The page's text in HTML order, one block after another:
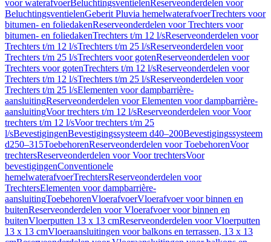
voor waterafvoerBeluchtingsventielenReserveonderdelen voor
BeluchtingsventielenGeberit Pluvia hemelwaterafvoerTrechters voor
bitumen- en foliedakenReserveonderdelen voor Trechters voor
bitumen- en foliedakenTrechters t/m 12 l/sReserveonderdelen voor
Trechters t/m 12 l/sTrechters t/m 25 l/sReserveonderdelen voor
Trechters t/m 25 l/sTrechters voor gotenReserveonderdelen voor
Trechters voor gotenTrechters t/m 12 l/sReserveonderdelen voor
Trechters t/m 12 l/sTrechters t/m 25 l/sReserveonderdelen voor
Trechters t/m 25 l/sElementen voor dampbarrière-
aansluitingReserveonderdelen voor Elementen voor dampbarrière-
aansluitingVoor trechters t/m 12 l/sReserveonderdelen voor Voor
trechters t/m 12 l/sVoor trechters t/m 25
l/sBevestigingenBevestigingssysteem d40–200Bevestigingssysteem
d250–315ToebehorenReserveonderdelen voor ToebehorenVoor
trechtersReserveonderdelen voor Voor trechtersVoor
bevestigingenConventionele
hemelwaterafvoerTrechtersReserveonderdelen voor
TrechtersElementen voor dampbarrière-
aansluitingToebehorenVloerafvoerVloerafvoer voor binnen en
buitenReserveonderdelen voor Vloerafvoer voor binnen en
buitenVloerputten 13 x 13 cmReserveonderdelen voor Vloerputten
13 x 13 cmVloeraansluitingen voor balkons en terrassen, 13 x 13